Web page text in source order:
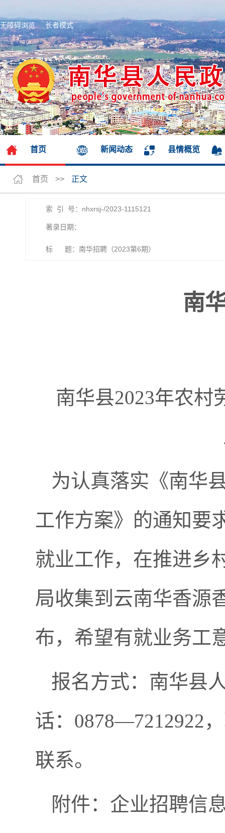
无障碍浏览 长者模式
首页 新闻动态 县情概览
首页 >> 正文
索 引 号：nhxrsj-/2023-1115121
著录日期：
标 题：南华招聘（2023第6期）
南
南华县2023年农村
为认真落实《南华
工作方案》的通知要
就业工作，在推进乡
局收集到云南华香源
布，希望有就业务工
报名方式：南华县
话：0878—7212922
联系。
附件：企业招聘信